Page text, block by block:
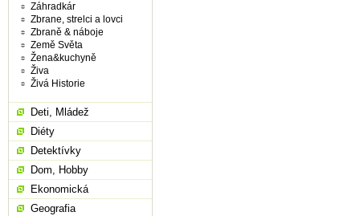
Záhradkár
Zbrane, strelci a lovci
Zbraně & náboje
Země Světa
Žena&kuchyně
Živa
Živá Historie
Deti, Mládež
Diéty
Detektívky
Dom, Hobby
Ekonomická
Geografia